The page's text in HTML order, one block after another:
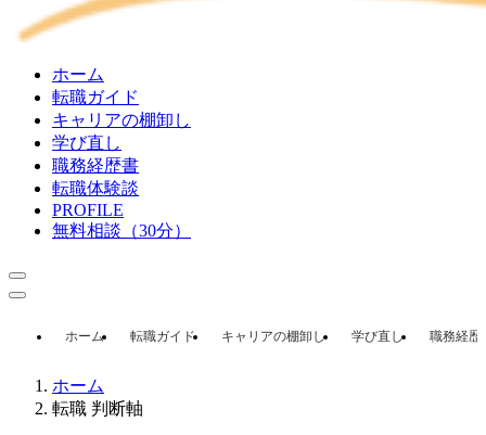
ホーム
転職ガイド
キャリアの棚卸し
学び直し
職務経歴書
転職体験談
PROFILE
無料相談（30分）
ホーム 転職ガイド キャリアの棚卸し 学び直し 職務経歴
ホーム
転職 判断軸